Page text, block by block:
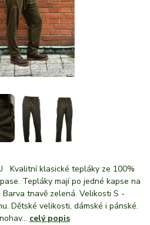
Kvalitní klasické tepláky ze 100%
Tepláky mají po jedné kapse na
tnavě zelená. Velikosti S -
Dětské velikosti, dámské i pánské.
celý popis